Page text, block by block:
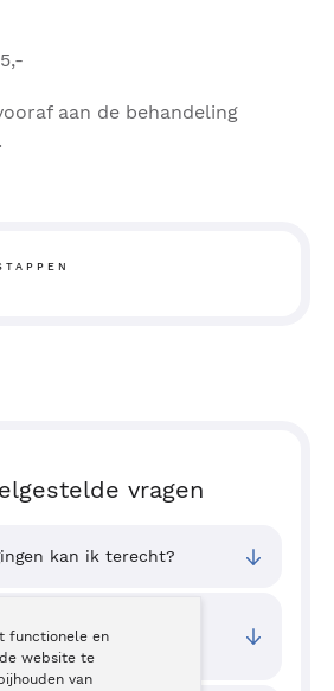
functionele en
website te
van
aan de behandeling
vragen
kan ik terecht?